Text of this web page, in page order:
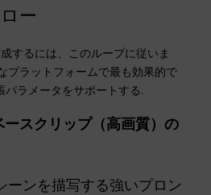
ー
するには、このループに従いま
プラットフォームで最も効果的で
パラメータをサポートする.
ースクリップ（高画質）の
ーンを描写する強いプロン